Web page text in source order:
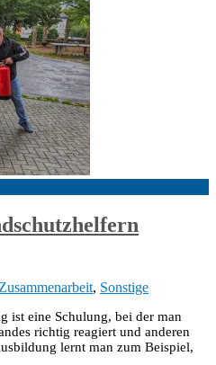
, Sonstige
ist eine Schulung, bei der man
richtig reagiert und anderen
lernt man zum Beispiel,